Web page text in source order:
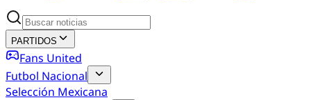
PARTIDOS
Fans United
Futbol Nacional
Selección Mexicana